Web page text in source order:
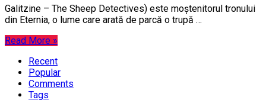
Galitzine – The Sheep Detectives) este moștenitorul tronului
din Eternia, o lume care arată de parcă o trupă …
Read More »
Recent
Popular
Comments
Tags